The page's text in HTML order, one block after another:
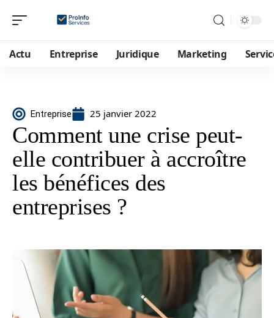
Actu Entreprise Juridique Marketing
Entreprise 25 janvier 2022
Comment une crise peut-
elle contribuer à accroître
les bénéfices des
entreprises ?